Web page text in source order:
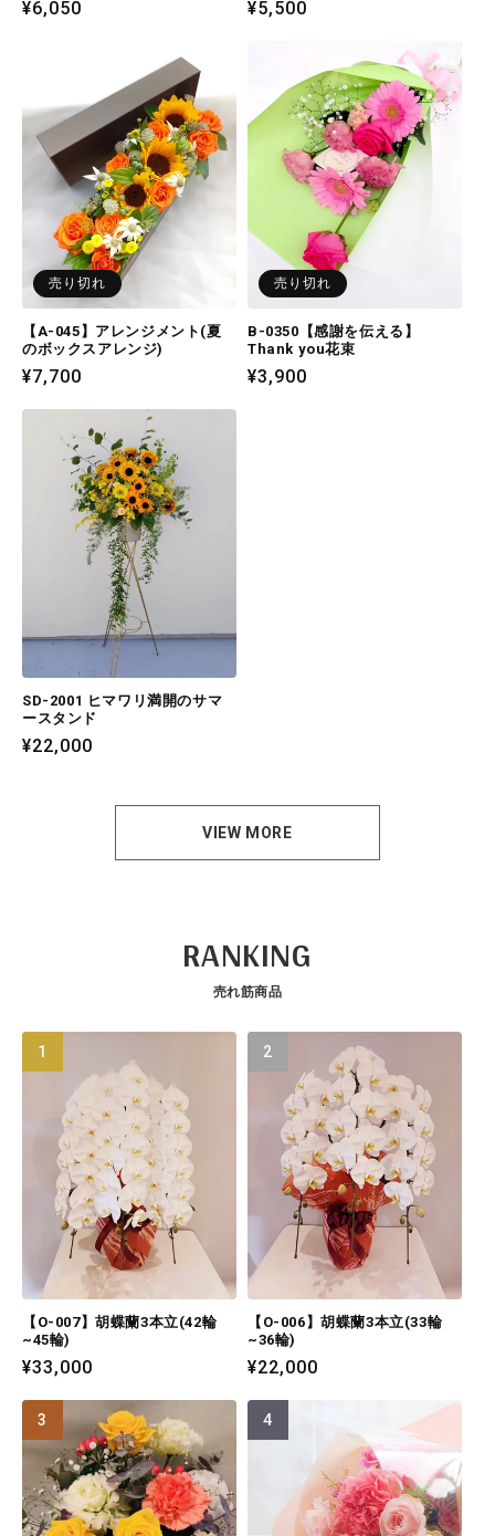
通
¥6,050
通
¥5,500
売り切れ
【A-045】アレンジメント(夏
のボックスアレンジ)
通
¥7,700
売り切れ
B-0350【感謝を伝える】
Thank you花束
通
¥3,900
SD-2001 ヒマワリ満開のサマ
ースタンド
通
¥22,000
VIEW MORE
RANKING
売れ筋商品
【O-007】胡蝶蘭3本立(42輪
~45輪)
通
価
格
¥33,000
【O-006】胡蝶蘭3本立(33輪
~36輪)
通
価
¥22,000